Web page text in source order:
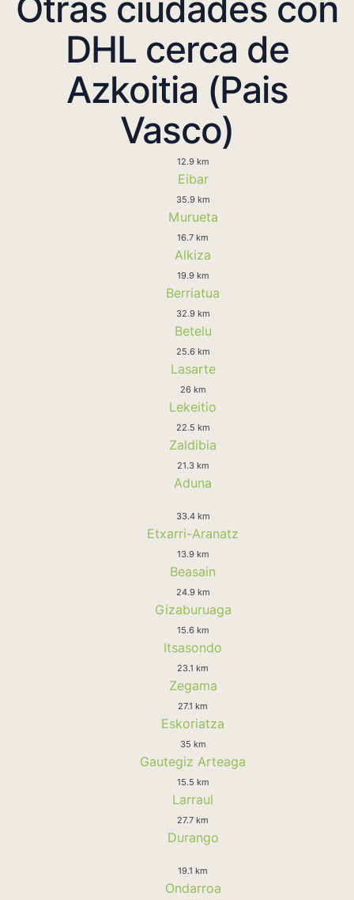
DHL cerca de
Azkoitia (Pais
Vasco)
12.9 km
Eibar
35.9 km
Murueta
16.7 km
Alkiza
19.9 km
Berriatua
32.9 km
Betelu
25.6 km
Lasarte
26 km
Lekeitio
22.5 km
Zaldibia
21.3 km
Aduna
33.4 km
Etxarri-Aranatz
13.9 km
Beasain
24.9 km
Gizaburuaga
15.6 km
Itsasondo
23.1 km
Zegama
27.1 km
Eskoriatza
35 km
Gautegiz Arteaga
15.5 km
Larraul
27.7 km
Durango
19.1 km
Ondarroa